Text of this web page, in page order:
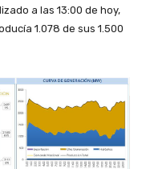
a las 13:00 de hoy,
1.078 de sus 1.500